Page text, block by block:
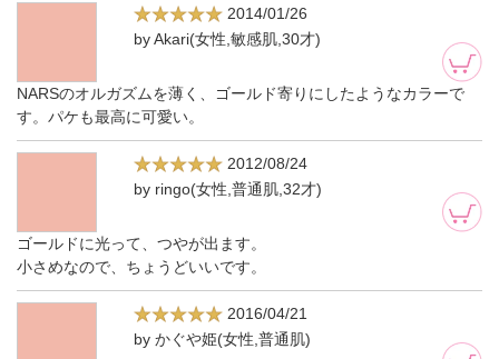
2014/01/26
by Akari(女性,敏感肌,30才)
NARSのオルガズムを薄く、ゴールド寄りにしたようなカラーで
す。パケも最高に可愛い。
2012/08/24
by ringo(女性,普通肌,32才)
ゴールドに光って、つやが出ます。
小さめなので、ちょうどいいです。
2016/04/21
by かぐや姫(女性,普通肌)